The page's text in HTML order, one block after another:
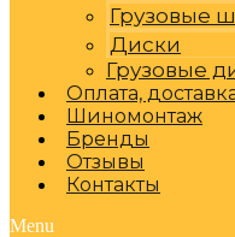
Грузовые
Диски
Грузовые
Оплата,
Шиномонтаж
Бренды
Отзывы
Контакты
Menu